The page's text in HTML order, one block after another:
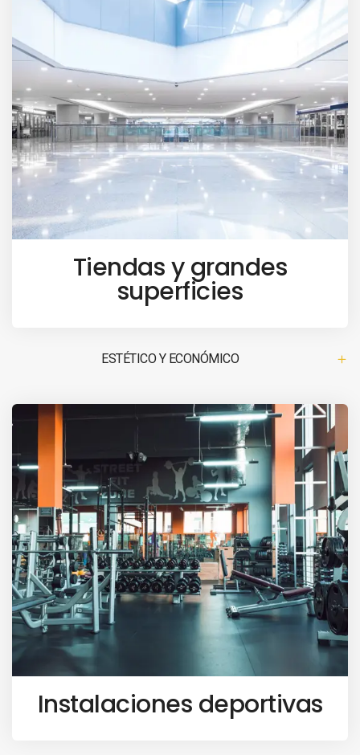
Tiendas y grandes
superficies
ESTÉTICO Y ECONÓMICO
Instalaciones deportivas